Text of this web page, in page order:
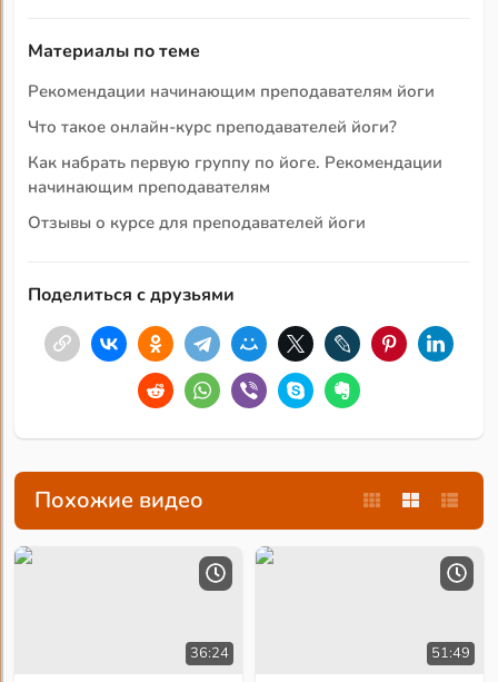
Материалы по теме
Рекомендации начинающим преподавателям йоги
Что такое онлайн-курс преподавателей йоги?
Как набрать первую группу по йоге. Рекомендации
начинающим преподавателям
Отзывы о курсе для преподавателей йоги
Поделиться с друзьями
Похожие видео
36:24 51:49